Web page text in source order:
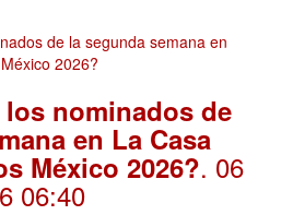
nominados de
en La Casa
México 2026?. 06
06:40